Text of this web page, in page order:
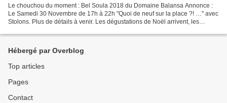
Le chouchou du moment : Bel Soula 2018 du Domaine Balansa Annonce :
Le Samedi 30 Novembre de 17h à 22h "Quoi de neuf sur la place ?! …" avec
Stolons. Plus de détails à venir. Les dégustations de Noël arrivent, les
Hébergé par Overblog
Top articles
Pages
Contact